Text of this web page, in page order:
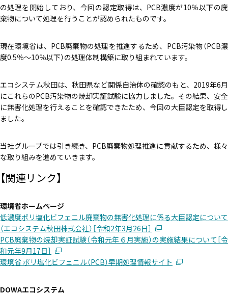
リスク管理
PCB 環境コンサルLIBPV毒劇法バイオ燃料PFAS
エコぺディア
過去記事はこちら
メルマガ登録はこちら
ホワイトペーパー
ダウンロード
お問い合わせはこちら
の処理を開始しており、今回の認定取得は、PCB濃度が10％以下の廃
棄物について処理を行うことが認められたものです。
現在環境省は、PCB廃棄物の処理を推進するため、PCB汚染物（PCB濃
度0.5％～10％以下）の処理体制構築に取り組まれています。
エコシステム秋田は、秋田県など関係自治体の確認のもと、2019年6月
にこれらのPCB汚染物の焼却実証試験に協力しました。その結果、安全
に無害化処理を行えることを確認できたため、今回の大臣認定を取得し
ました。
当社グループでは引き続き、PCB廃棄物処理推進に貢献するため、様々
な取り組みを進めていきます。
【関連リンク】
環境省ホームページ
低濃度ポリ塩化ビフェニル廃棄物の無害化処理に係る大臣認定について
（エコシステム秋田株式会社）［令和2年3月26日］
PCB廃棄物の焼却実証試験（令和元年６月実施）の実施結果について［令
和元年9月17日］
環境省 ポリ塩化ビフェニル（PCB）早期処理情報サイト
DOWAエコシステム